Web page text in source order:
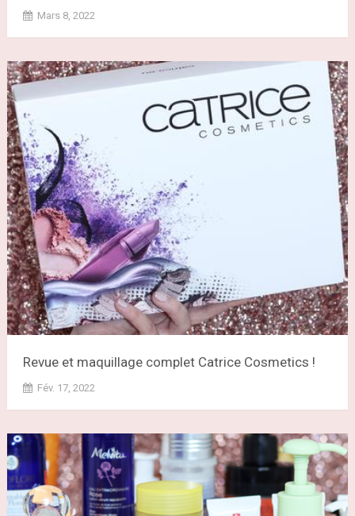
Mars 8, 2022
Revue et maquillage complet Catrice Cosmetics !
Fév. 17, 2022